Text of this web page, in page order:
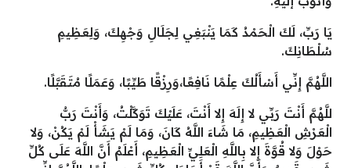
يَا رَبِّ، لَكَ الْحَمْدُ كَمَا يَنْبَغِي لِجَلَالِ وَجْهِكَ، وَلِعَظِيمِ
سُلْطَانِكَ.
اللَّهُمَّ إِنِّي أَسْأَلُكَ عِلْمًا نَافِعًا،وَرِزْقًا طَيِّبًا، وَعَمَلًا مُتَقَبَّلًا.
للَّهُمَّ أَنْتَ رَبِّي لا إِلَهَ إِلا أَنْتَ، عَلَيْكَ تَوَكَّلْتُ، وَأَنْتَ رَبُّ
الْعَرْشِ الْعَظِيمِ، مَا شَاءَ اللَّهُ كَانَ، وَمَا لَمْ يَشَأْ لَمْ يَكُنْ، وَلا
حَوْلَ وَلا قُوَّةَ إِلا بِاللَّهِ الْعَلِيِّ الْعَظِيمِ، أَعْلَمُ أَنَّ اللَّهَ عَلَى كُلِّ